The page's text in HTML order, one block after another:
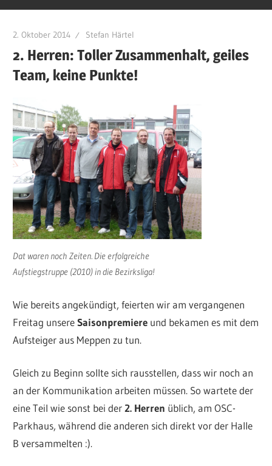
2. Oktober 2014 Stefan Härtel
2. Herren: Toller Zusammenhalt, geiles
Team, keine Punkte!
Dat waren noch Zeiten. Die erfolgreiche
Aufstiegstruppe (2010) in die Bezirksliga!
Wie bereits angekündigt, feierten wir am vergangenen
Freitag unsereSaisonpremiere und bekamen es mit dem
Aufsteiger aus Meppen zu tun.
Gleich zu Beginn sollte sich rausstellen, dass wir noch an
an der Kommunikation arbeiten müssen. So wartete der
eine Teil wie sonst bei der2. Herren üblich, am OSC-
Parkhaus, während die anderen sich direkt vor der Halle
B versammelten :).